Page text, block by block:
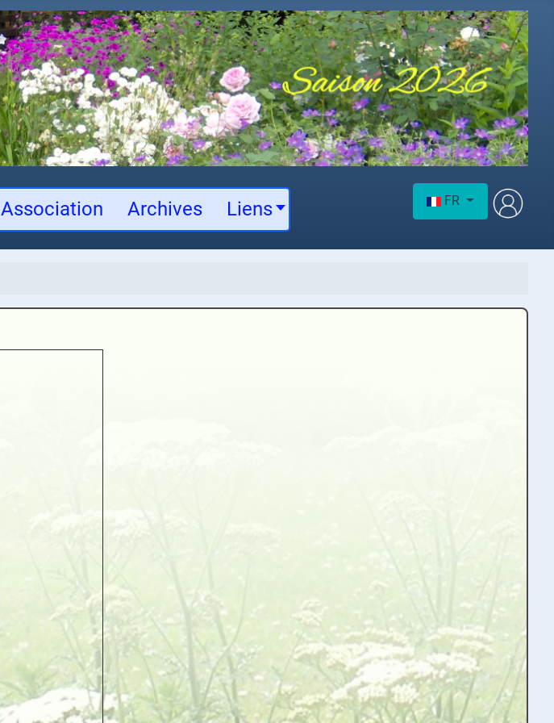
Association Archives Liens
Sélectionnez votre
FR